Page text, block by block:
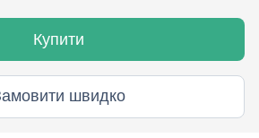
Купити
швидко